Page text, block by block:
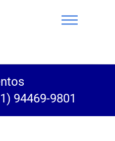
(11) 94469-
Desentupidora
Rei do Esgoto
94469-9801